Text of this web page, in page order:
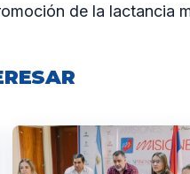
de la lactancia